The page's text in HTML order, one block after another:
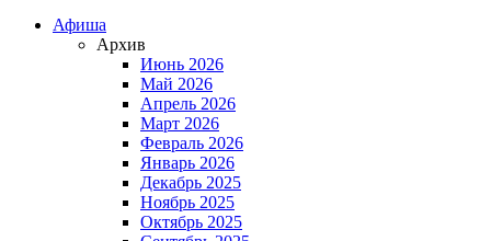
Афиша
Архив
Июнь 2026
Май 2026
Апрель 2026
Март 2026
Февраль 2026
Январь 2026
Декабрь 2025
Ноябрь 2025
Октябрь 2025